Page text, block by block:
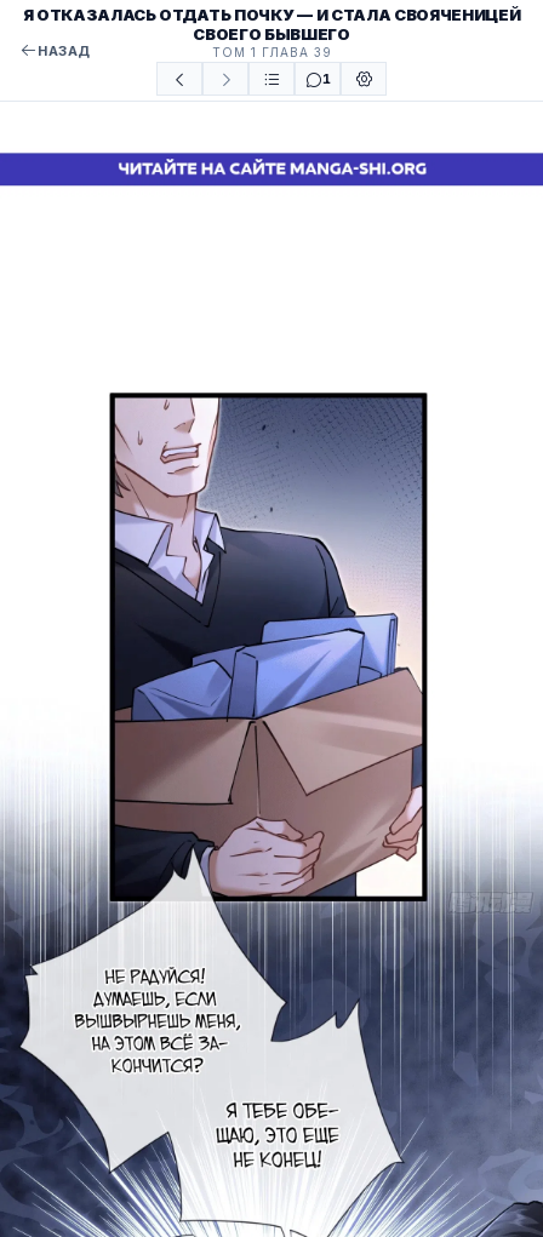
НАЗАД
Я ОТКАЗАЛАСЬ ОТДАТЬ ПОЧКУ — И СТАЛА СВОЯЧЕНИЦЕЙ
СВОЕГО БЫВШЕГО
ТОМ 1 ГЛАВА 39
1